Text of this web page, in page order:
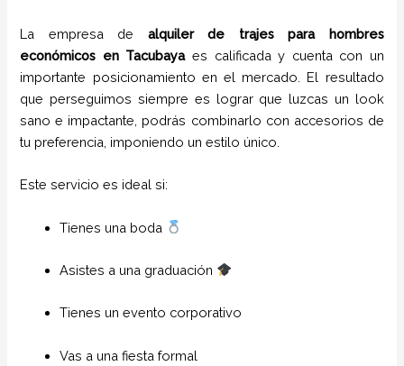
La empresa de alquiler de trajes para hombres
económicos en Tacubaya es calificada y cuenta con un
importante posicionamiento en el mercado. El resultado
que perseguimos siempre es lograr que luzcas un look
sano e impactante, podrás combinarlo con accesorios de
tu preferencia, imponiendo un estilo único.
Este servicio es ideal si:
Tienes una boda
Asistes a una graduación
Tienes un evento corporativo
Vas a una fiesta formal